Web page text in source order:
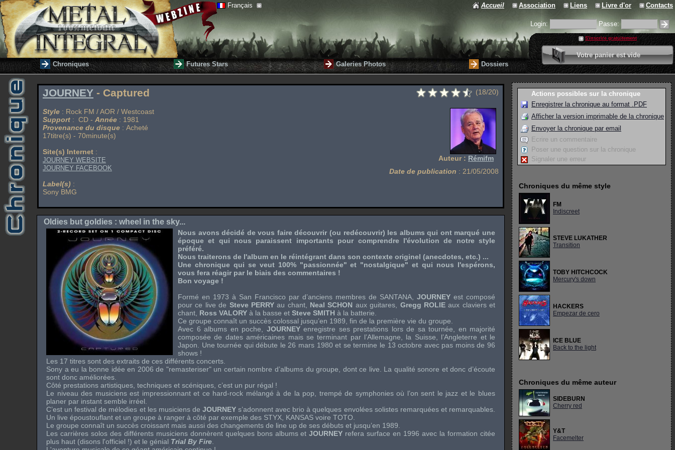
Français Accueil Association Liens Livre d'or Contacts
Login: Passe:
S'inscrire gratuitement
Votre panier est vide
0 article
Valider votre panier
Chroniques Futures Stars Galeries Photos Dossiers
JOURNEY - Captured
Style : Rock FM / AOR / Westcoast
Support : CD - Année : 1981
Provenance du disque : Acheté
17titre(s) - 70minute(s)
Site(s) Internet :
JOURNEY WEBSITE
JOURNEY FACEBOOK
Label(s) :
Sony BMG
(18/20)
Auteur : Rémifm
Date de publication : 21/05/2008
Oldies but goldies : wheel in the sky...
Nous avons décidé de vous faire découvrir (ou redécouvrir) les albums qui ont marqué une
époque et qui nous paraissent importants pour comprendre l'évolution de notre style
préféré.
Nous traiterons de l'album en le réintégrant dans son contexte originel (anecdotes, etc.) ...
Une chronique qui se veut 100% "passionnée" et "nostalgique" et qui nous l'espérons,
vous fera réagir par le biais des commentaires !
Bon voyage !
Formé en 1973 à San Francisco par d’anciens membres de SANTANA JOURNEY est composé
pour ce live de Steve PERRYau chant, Neal SCHON aux guitares, Gregg ROLIEaux claviers et
chant, Ross VALORY à la basse et Steve SMITH à la batterie.
Ce groupe connaît un succès colossal jusqu’en 1989, fin de la première vie du groupe.
Avec 6 albums en poche, JOURNEYenregistre ses prestations lors de sa tournée, en majorité
composée de dates américaines mais se terminant par l’Allemagne, la Suisse, l’Angleterre et le
Japon. Une tournée qui débute le 26 mars 1980 et se termine le 13 octobre avec pas moins de 96
shows !
Les 17 titres sont des extraits de ces différents concerts.
Sony a eu la bonne idée en 2006 de "remasteriser" un certain nombre d’albums du groupe, dont ce live . La qualité sonore et donc d’écoute
sont donc améliorées.
Côté prestations artistiques, techniques et scéniques, c’est un pur régal !
Le niveau des musiciens est impressionnant et ce hard-rock mélangé à de la pop , trempé de symphonies où l’on sent le jazz et le blues
planer par instant semble irréel.
C’est un festival de mélodies et les musiciens de JOURNEYs’adonnent avec brio à quelques envolées solistes remarquées et remarquables.
Un live époustouflant et un groupe à ranger à côté par exemple des STYX KANSAS voire TOTO
Le groupe connaît un succès croissant mais aussi des changements de line up de ses débuts et jusqu’en 1989.
Les carrières solos des différents musiciens donnèrent quelques bons albums etJOURNEY refera surface en 1996 avec la formation citée
plus haut (disons l'officiel !) et le génial Trial By Fire
Actions possibles sur la chronique
Enregistrer la chronique au format .PDF
Afficher la version imprimable de la chronique
Envoyer la chronique par email
Ecrire un commentaire
Poser une question sur la chronique
Signaler une erreur
Chroniques du même style
FM
Indiscreet
STEVE LUKATHER
Transition
TOBY HITCHCOCK
Mercury's down
HACKERS
Empezar de cero
ICE BLUE
Back to the light
Chroniques du même auteur
SIDEBURN
Cherry red
Y&T
Facemelter